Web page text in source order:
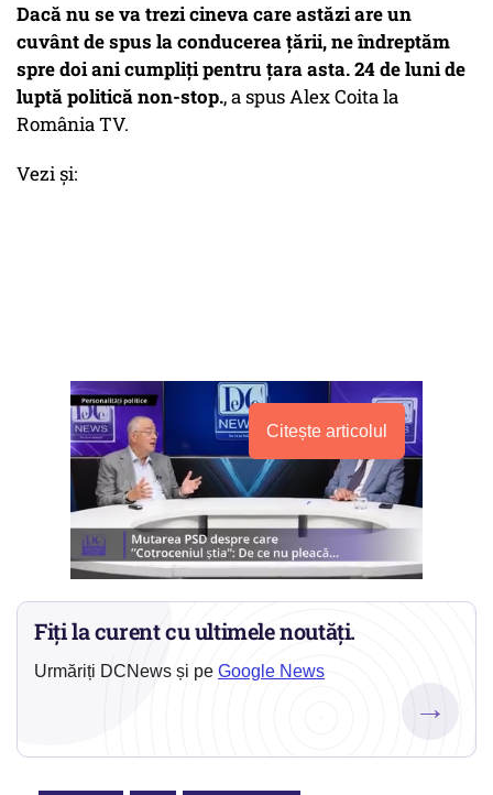
Dacă nu se va trezi cineva care astăzi are un
cuvânt de spus la conducerea țării, ne îndreptăm
spre doi ani cumpliți pentru țara asta. 24 de luni de
luptă politică non-stop., a spus Alex Coita la
România TV.
Vezi și:
Citește articolul
Fiți la curent cu ultimele noutăți.
Urmăriți DCNews și pe Google News
→